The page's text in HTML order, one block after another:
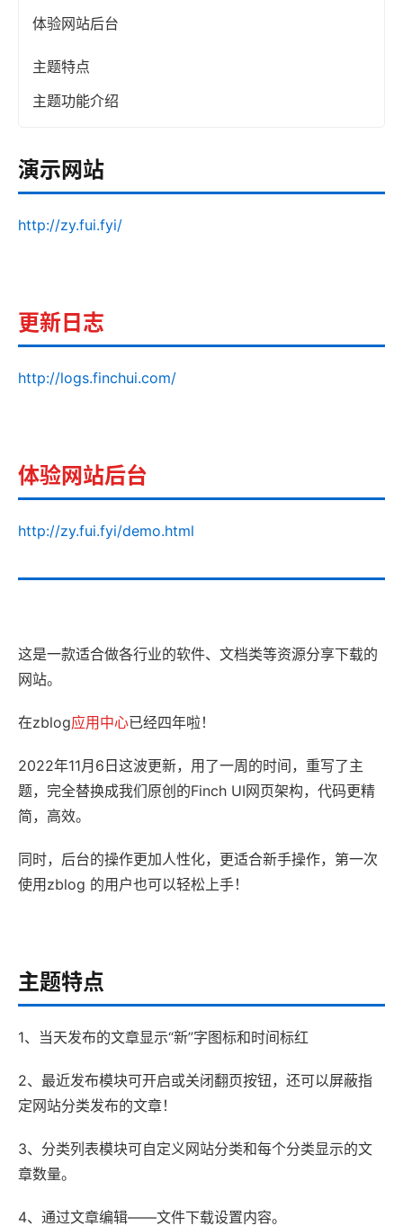
体验网站后台
主题特点
主题功能介绍
演示网站
http://zy.fui.fyi/
更新日志
http://logs.finchui.com/
体验网站后台
http://zy.fui.fyi/demo.html
这是一款适合做各行业的软件、文档类等资源分享下载的
网站。
在zblog应用中心已经四年啦！
2022年11月6日这波更新，用了一周的时间，重写了主
题，完全替换成我们原创的Finch UI网页架构，代码更精
简，高效。
同时，后台的操作更加人性化，更适合新手操作，第一次
使用zblog 的用户也可以轻松上手！
主题特点
1、当天发布的文章显示“新”字图标和时间标红
2、最近发布模块可开启或关闭翻页按钮，还可以屏蔽指
定网站分类发布的文章！
3、分类列表模块可自定义网站分类和每个分类显示的文
章数量。
4、通过文章编辑——文件下载设置内容。